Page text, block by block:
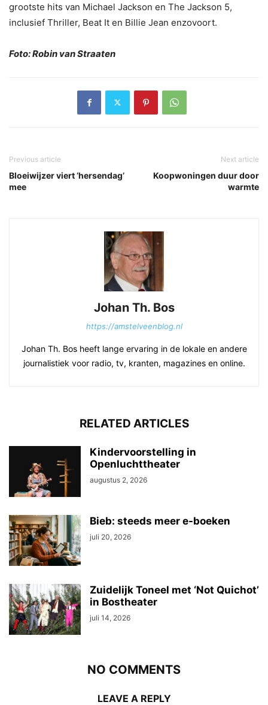
grootste hits van Michael Jackson en The Jackson 5,
inclusief Thriller, Beat It en Billie Jean enzovoort.
Foto: Robin van Straaten
Previous article
Bloeiwijzer viert ‘hersendag’
mee
Next article
Koopwoningen duur door
warmte
Johan Th. Bos
https://amstelveenblog.nl
Johan Th. Bos heeft lange ervaring in de lokale en andere
journalistiek voor radio, tv, kranten, magazines en online.
RELATED ARTICLES
Kindervoorstelling in
Openluchttheater
augustus 2, 2026
Bieb: steeds meer e-boeken
juli 20, 2026
Zuidelijk Toneel met ‘Not Quichot’
in Bostheater
juli 14, 2026
NO COMMENTS
LEAVE A REPLY